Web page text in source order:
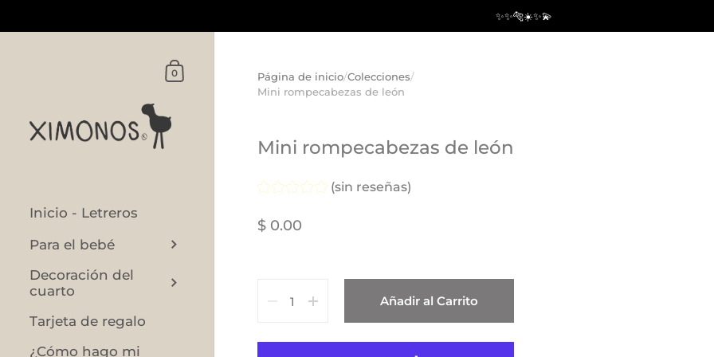
✨✨🐅☀️✨💫
Carrito
0
Inicio - Letreros
Para el bebé
Decoración del
cuarto
Tarjeta de regalo
¿Cómo hago mi
Página de inicio/Colecciones/
Mini rompecabezas de león
Mini rompecabezas de león
(sin reseñas)
$ 0.00
Añadir al Carrito